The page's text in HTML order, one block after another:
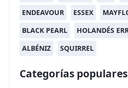
ENDEAVOUR
ESSEX
BLACK PEARL
HOLANDÉS
ALBÉNIZ
SQUIRREL
Categorías populares